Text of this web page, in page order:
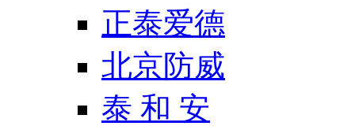
正泰爱德
北京防威
泰 和 安